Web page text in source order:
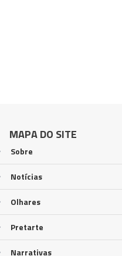
MAPA DO SITE
Sobre
Notícias
Olhares
Pretarte
Narrativas